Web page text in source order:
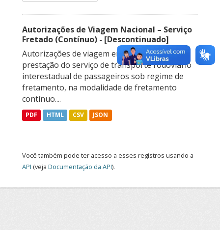
Autorizações de Viagem Nacional – Serviço
Fretado (Contínuo) - [Descontinuado]
Autorizações de viagem emitidas para a
prestação do serviço de transporte rodoviário
interestadual de passageiros sob regime de
fretamento, na modalidade de fretamento
contínuo....
PDF HTML CSV JSON
Você também pode ter acesso a esses registros usando a
API (veja Documentação da API).